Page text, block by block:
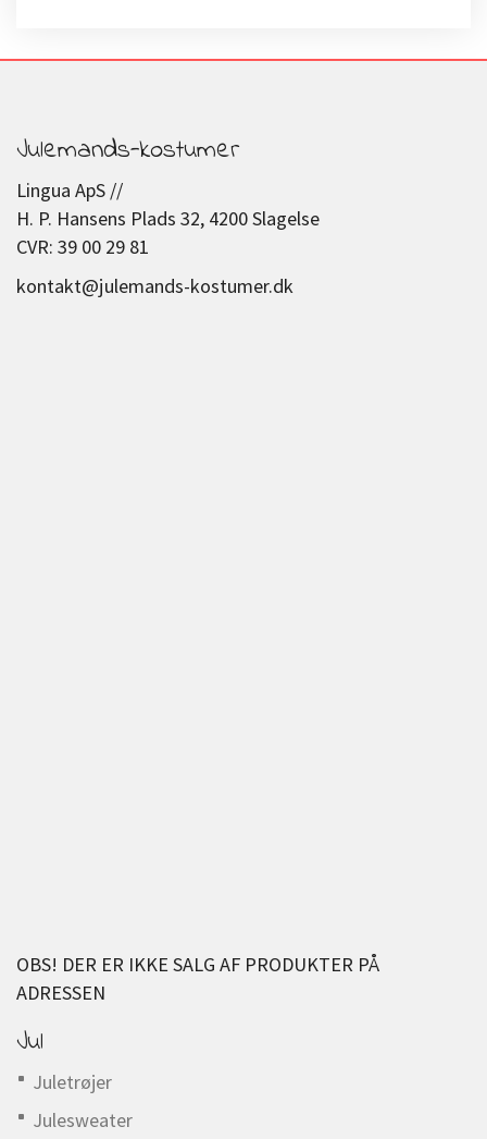
Julemands-kostumer
Lingua ApS //
H. P. Hansens Plads 32, 4200 Slagelse
CVR: 39 00 29 81
kontakt@julemands-kostumer.dk
OBS! DER ER IKKE SALG AF PRODUKTER PÅ
ADRESSEN
Jul
Juletrøjer
Julesweater